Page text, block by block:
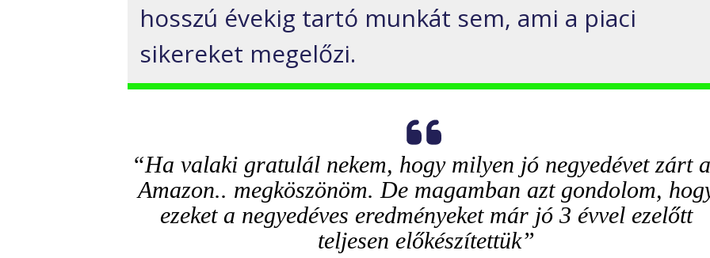
hosszú évekig tartó munkát sem, ami a piaci
sikereket megelőzi.
“Ha valaki gratulál nekem, hogy milyen jó negyedévet zárt
Amazon.. megköszönöm. De magamban azt gondolom,
ezeket a negyedéves eredményeket már jó 3 évvel ezelőtt
teljesen előkészítettük”